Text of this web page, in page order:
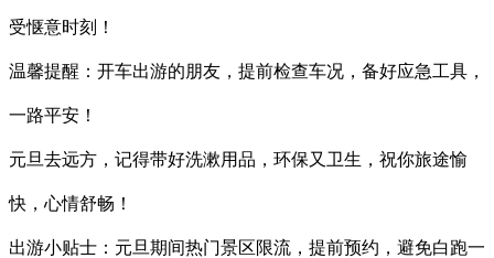
受惬意时刻！
温馨提醒：开车出游的朋友，提前检查车况，备好应急工具，
一路平安！
元旦去远方，记得带好洗漱用品，环保又卫生，祝你旅途愉
快，心情舒畅！
出游小贴士：元旦期间热门景区限流，提前预约，避免白跑一